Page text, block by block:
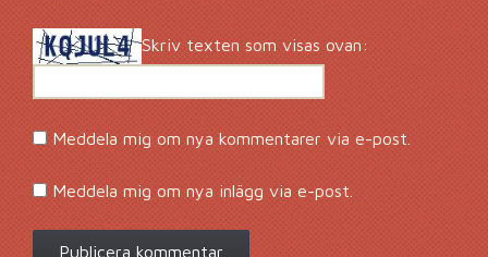
Skriv texten som visas ovan:
Meddela mig om nya kommentarer via e-post.
Meddela mig om nya inlägg via e-post.